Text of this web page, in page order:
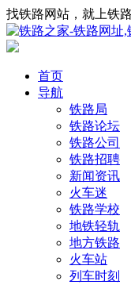
找铁路网站，就上铁
首页
导航
铁路局
铁路论坛
铁路公司
铁路招聘
新闻资讯
火车迷
铁路学校
地铁轻轨
地方铁路
火车站
列车时刻